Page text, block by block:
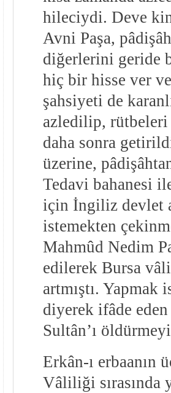
hileciydi. Deve
Avni Paşa,
diğerlerini geride
hiç bir hisse ver
şahsiyeti de
azledilip, rütbeleri
daha sonra
üzerine,
Tedavi bahanesi
için İngiliz devlet
istemekten
Mahmûd Nedim
edilerek Bursa
artmıştı.
diyerek ifâde
Sultân’ı
Erkân-ı erbaanın
Vâliliği sırasında